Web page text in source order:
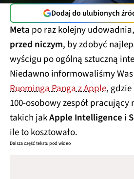
Dodaj do ulubionych
Meta po raz kolejny
przed niczym, by zdobyć
wyścigu po ogólną sztuczną
Niedawno informowaliśmy
Ruominga Panga z Apple,
100-osobowy zespół pracujący
takich jakApple Intelligence i
ile to kosztowało.
Dalsza część tekstu pod wideo